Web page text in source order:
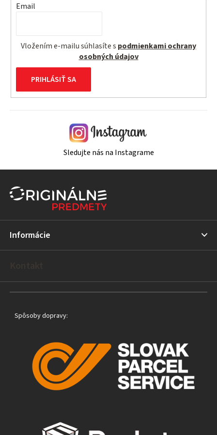
Email
Vložením e-mailu súhlasíte s podmienkami ochrany
osobných údajov
PRIHLÁSIŤ SA
Sledujte nás na Instagrame
ä
i
Informácie
Spôsoby dopravy: